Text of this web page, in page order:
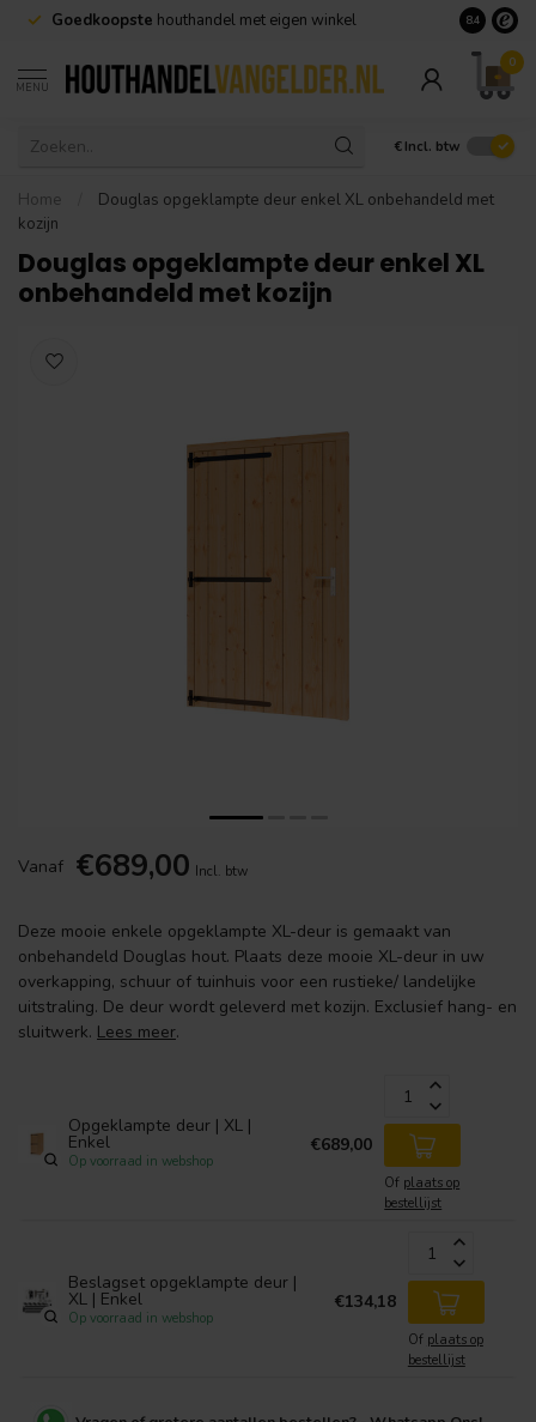
Goedkoopste houthandel met eigen winkel Geen
8.4
MENU
0
€ Incl. btw
Home
Douglas opgeklampte deur enkel XL onbehandeld met
kozijn
Douglas opgeklampte deur enkel XL
onbehandeld met kozijn
Vanaf €689,00 Incl. btw
Deze mooie enkele opgeklampte XL-deur is gemaakt van
onbehandeld Douglas hout. Plaats deze mooie XL-deur in uw
overkapping, schuur of tuinhuis voor een rustieke/ landelijke
uitstraling. De deur wordt geleverd met kozijn. Exclusief hang- en
sluitwerk. Lees meer.
Opgeklampte deur | XL |
Enkel
Op voorraad in webshop
€689,00
Of plaats op
bestellijst
Beslagset opgeklampte deur |
XL | Enkel
Op voorraad in webshop
€134,18
Of plaats op
bestellijst